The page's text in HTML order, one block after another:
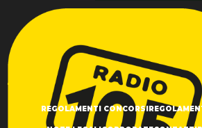
REGOLAMENTI CONCORSI